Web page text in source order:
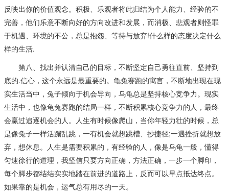
反映出你的价值观念。积极、乐观者将此归结为个人能力、经验的不
完善，他们乐意不断向好的方向改进和发展，而消极、悲观者则怪罪
于机遇、环境的不公，总是抱怨、等待与放弃!什么样的态度决定什么
样的生活.
第八、找出并认清自己的目标，不断坚定自己勇往直前、坚持到
底的.信心，这个永远是最重要的。龟兔赛跑的寓言，不断地出现在现
实生活当中，兔子倾向于机会导向，乌龟总是坚持核心竞争力。现实
生活中，也像龟兔赛跑的结局一样，不断积累核心竞争力的人，最终
会赢过追逐机会的人。人生有时候像爬山，当你年轻力壮的时候，总
是像兔子一样活蹦乱跳，一有机会就想跳槽、抄捷径;一遇挫折就想放
弃，想休息。人生是需要积累的，有经验的人，像是乌龟一般，懂得
匀速徐行的道理，我坚信只要方向正确，方法正确，一步一个脚印，
每个脚步都结结实实地踏在前进的道路上，反而可以早点抵达终点。
如果靠的是机会，运气总有用尽的一天。